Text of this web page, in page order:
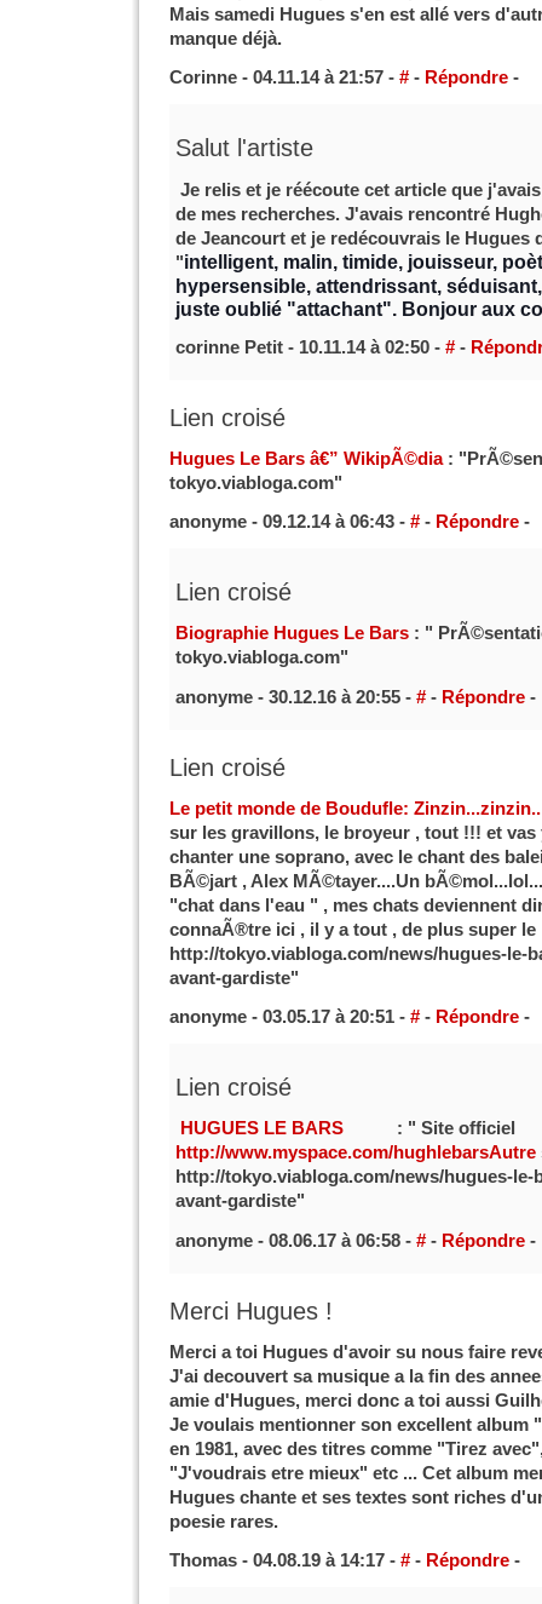
Mais samedi Hugues s'en est allé vers
manque déjà.
Corinne - 04.11.14 à 21:57 - #- Répondre-
Salut l'artiste
Je relis et je réécoute cet article que
de mes recherches. J'avais rencontré
de Jeancourt et je redécouvrais le Hugues
"intelligent, malin, timide, jouisseur,
hypersensible, attendrissant,
juste oublié "attachant". Bonjour aux
corinne Petit - 10.11.14 à 02:50 - #-
Lien croisé
Hugues Le Bars â€” WikipÃ©dia:
tokyo.viabloga.com"
anonyme - 09.12.14 à 06:43 - #- Répondre-
Lien croisé
Biographie Hugues Le Bars: "
tokyo.viabloga.com"
anonyme - 30.12.16 à 20:55 - #- Répondre-
Lien croisé
Le petit monde de Boudufle:
sur les gravillons, le broyeur , tout !!! et vas
chanter une soprano, avec le chant des
BÃ©jart , Alex MÃ©tayer....Un
"chat dans l'eau " , mes chats deviennent
connaÃ®tre ici , il y a tout , de plus super le
http://tokyo.viabloga.com/news/hugues-le-
avant-gardiste"
anonyme - 03.05.17 à 20:51 - #- Répondre-
Lien croisé
HUGUES LE BARS
: " Site officiel
http://www.myspace.com/hughlebarsAutre
http://tokyo.viabloga.com/news/hugues-le-
avant-gardiste"
anonyme - 08.06.17 à 06:58 - #- Répondre-
Merci Hugues !
Merci a toi Hugues d'avoir su nous faire
J'ai decouvert sa musique a la fin des
amie d'Hugues, merci donc a toi aussi
Je voulais mentionner son excellent album
en 1981, avec des titres comme "Tirez
"J'voudrais etre mieux" etc ... Cet album
Hugues chante et ses textes sont riches
poesie rares.
Thomas - 04.08.19 à 14:17 - #- Répondre-